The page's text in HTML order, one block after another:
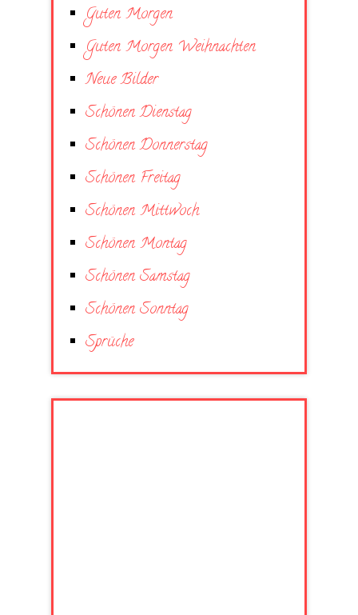
Guten Morgen
Guten Morgen Weihnachten
Neue Bilder
Schönen Dienstag
Schönen Donnerstag
Schönen Freitag
Schönen Mittwoch
Schönen Montag
Schönen Samstag
Schönen Sonntag
Sprüche